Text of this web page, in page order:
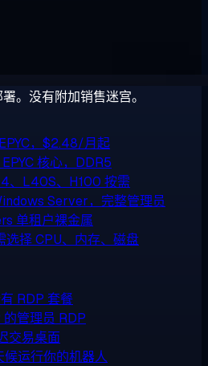
。没有附加销售迷宫。
，$2.48/月起
核心，DDR5
、L40S、H100 按需
Server，完整管理员
单租户裸金属
选择 CPU、内存、磁盘
RDP 套餐
的管理员 RDP
交易桌面
候运行你的机器人